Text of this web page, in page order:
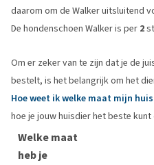
daarom om de Walker uitsluitend
De hondenschoen Walker is per 2
Om er zeker van te zijn dat je de
bestelt, is het belangrijk om het
Hoe weet ik welke maat mijn
hoe je jouw huisdier het beste kunt
Welke maat
heb je